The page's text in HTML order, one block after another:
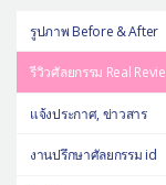
รูปภาพ Before & After
รีวิวศัลยกรรม Real
แจ้งประกาศ, ข่าวสาร
งานปรึกษาศัลยกรรม id